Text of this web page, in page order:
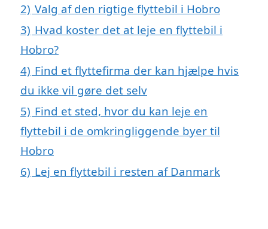
2) Valg af den rigtige flyttebil i Hobro
3) Hvad koster det at leje en flyttebil i
Hobro?
4) Find et flyttefirma der kan hjælpe hvis
du ikke vil gøre det selv
5) Find et sted, hvor du kan leje en
flyttebil i de omkringliggende byer til
Hobro
6) Lej en flyttebil i resten af Danmark